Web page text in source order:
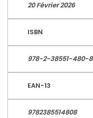
20 Février 2026
ISBN
978-2-38551-480-8
EAN-13
9782385514808